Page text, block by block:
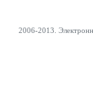
2006-2013.